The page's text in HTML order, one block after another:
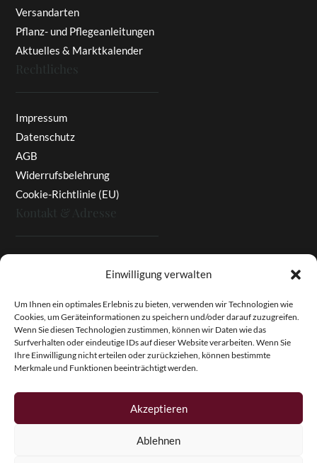
Einwilligung verwalten
Um Ihnen ein optimales Erlebnis zu bieten, verwenden wir Technologien wie
Cookies, um Geräteinformationen zu speichern und/oder darauf zuzugreifen.
Wenn Sie diesen Technologien zustimmen, können wir Daten wie das
Surfverhalten oder eindeutige IDs auf dieser Website verarbeiten. Wenn Sie
Ihre Einwilligung nicht erteilen oder zurückziehen, können bestimmte
Merkmale und Funktionen beeinträchtigt werden.
Akzeptieren
Ablehnen
Versandarten
Pflanz- und Pflegeanleitungen
Aktuelles & Marktkalender
Rechtliches
Impressum
Datenschutz
AGB
Widerrufsbelehrung
Cookie-Richtlinie (EU)
Kontakt & Adresse
Heinz Enzinger-Panitz
Aussergernwallen 3
94166 Stubenberg
Deutschland
Tel.:+49 (0)8574 - 91 97 79
info@pfingstrosen.eu
Copyright © 2026 Magic Garden Paeonies. Rottaler